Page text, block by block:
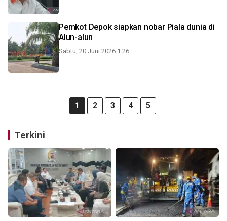
Pemkot Depok siapkan nobar Piala dunia di
Alun-alun
Sabtu, 20 Juni 2026 1:26
1 2 3 4 5
Terkini